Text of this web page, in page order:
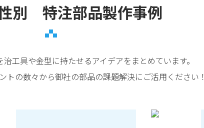
別 特注部品製作事例
工具や金型に持たせるアイデアをまとめています。
トの数々から御社の部品の課題解決にご活用ください！